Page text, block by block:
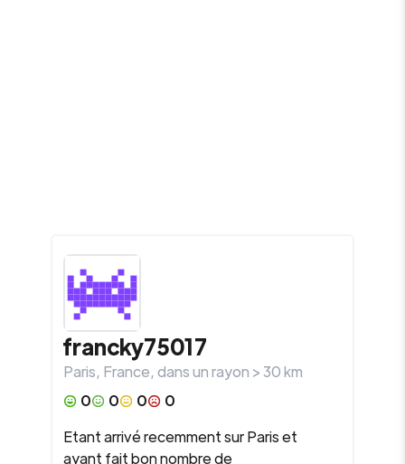
francky75017
Paris, France, dans un rayon >30km
0
0 0
0
Etant arrivé recemment sur Paris et
ayant fait bon nombre de